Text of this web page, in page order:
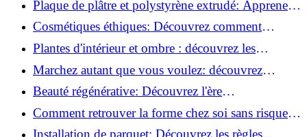
Plaque de plâtre et polystyrène extrudé: Apprenez
à les coller efficacement!
Cosmétiques éthiques: Découvrez comment
transformer votre routine beauté!
Plantes d'intérieur et ombre : découvrez les
meilleures pour votre maison !
Marchez autant que vous voulez: découvrez
pourquoi c'est bénéfique!
Beauté régénérative: Découvrez l'ère
révolutionnaire de la cosmétique verte!
Comment retrouver la forme chez soi sans risque
de blessure: Techniques et conseils sûrs!